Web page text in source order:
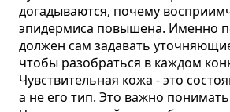
догадываются, почему
эпидермиса повышена. Именно
должен сам задавать
чтобы разобраться в каждом
Чувствительная кожа - это
а не его тип. Это важно